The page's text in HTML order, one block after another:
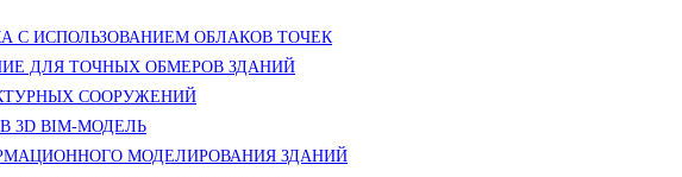
С ИСПОЛЬЗОВАНИЕМ ОБЛАКОВ ТОЧЕК
ДЛЯ ТОЧНЫХ ОБМЕРОВ ЗДАНИЙ
СООРУЖЕНИЙ
3D BIM-МОДЕЛЬ
МОДЕЛИРОВАНИЯ ЗДАНИЙ